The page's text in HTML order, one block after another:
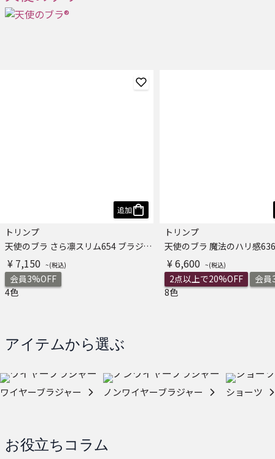
追加
トリンプ
天使のブラ さら凛スリム654 ブラジャー
¥ 7,150
会員3%OFF
4色
トリンプ
¥ 6,600
2点以上で20%OFF
会員
8色
アイテムから選ぶ
ワイヤーブラジャー ノンワイヤーブラジャー ショーツ
お役立ちコラム